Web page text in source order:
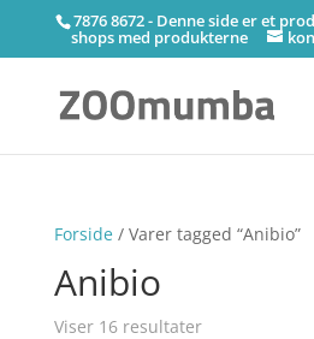
7876 8672 - Denne side er et
shops med produkterne
Forside/ Varer tagged “Anibio”
Anibio
Viser 16 resultater